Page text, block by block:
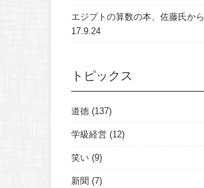
エジプトの算数の本、佐藤氏から
17.9.24
トピックス
道徳 (137)
学級経営 (12)
笑い (9)
新聞 (7)